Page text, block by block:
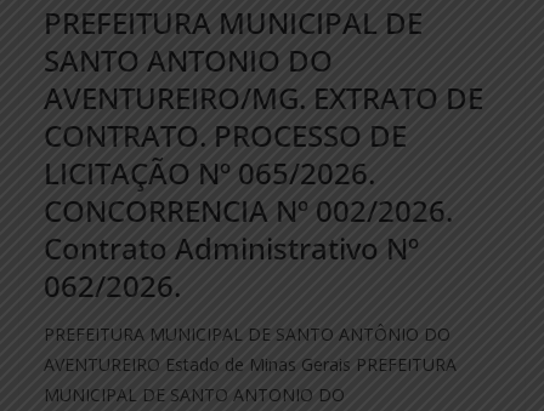
PREFEITURA MUNICIPAL DE
SANTO ANTONIO DO
AVENTUREIRO/MG. EXTRATO DE
CONTRATO. PROCESSO DE
LICITAÇÃO Nº 065/2026.
CONCORRENCIA Nº 002/2026.
Contrato Administrativo Nº
062/2026.
PREFEITURA MUNICIPAL DE SANTO ANTÔNIO DO
AVENTUREIRO Estado de Minas Gerais PREFEITURA
MUNICIPAL DE SANTO ANTONIO DO